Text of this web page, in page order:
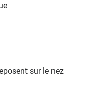
sur le nez